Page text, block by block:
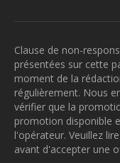
Clause de non-
présentées sur cette
moment de la
régulièrement. Nous
vérifier que la
promotion disponible
l'opérateur. Veuillez
avant d'accepter une